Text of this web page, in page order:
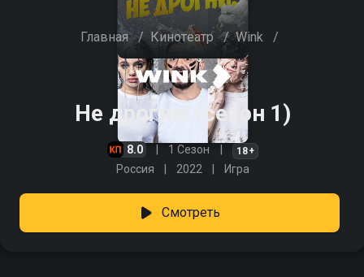
Главная / Кинотеатр / Wink /
Не дрогни! (сезон 1)
8.0 1 Сезон 18+
Россия 2022 Игра
Смотреть